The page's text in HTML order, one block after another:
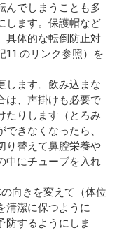
んでしまうことも多
します。保護帽など
具体的な転倒防止対
11.のリンク参照）を
します。飲み込まな
は、声掛けも必要で
たりします（とろみ
きなくなったら、
り替えて鼻腔栄養や
中にチューブを入れ
向きを変えて（体位
清潔に保つように
防するようにしま